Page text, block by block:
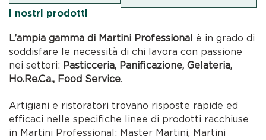
I nostri prodotti
L’ampia gamma di Martini Professional è in grado di
soddisfare le necessità di chi lavora con passione
nei settori: Pasticceria, Panificazione, Gelateria,
Ho.Re.Ca., Food Service.
Artigiani e ristoratori trovano risposte rapide ed
efficaci nelle specifiche linee di prodotti racchiuse
in Martini Professional: Master Martini, Martini